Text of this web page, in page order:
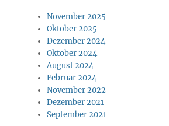
November 2025
Oktober 2025
Dezember 2024
Oktober 2024
August 2024
Februar 2024
November 2022
Dezember 2021
September 2021